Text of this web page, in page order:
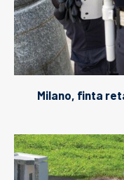
Milano, finta